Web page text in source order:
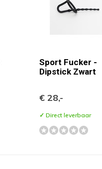
Sport Fucker -
Dipstick Zwart
€ 28,-
✓ Direct leverbaar